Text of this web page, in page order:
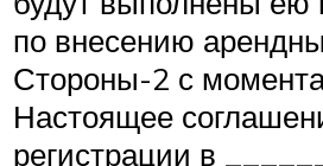
по внесению
Стороны-2 с
Настоящее
регистрации в